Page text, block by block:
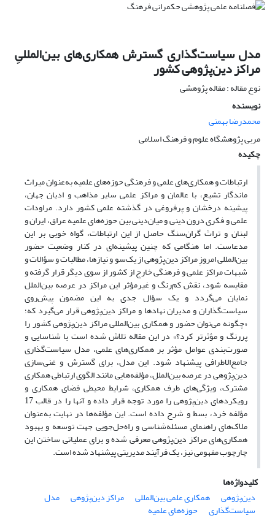
مدل سیاست‌گذاری گسترش همکاری‌های بین‌المللیِ
مراکز دین‌پژوهی کشور
نوع مقاله : مقاله پژوهشی
نویسنده
محمدرضا بهمنی
مربی پژوهشگاه علوم و فرهنگ اسلامی
چکیده
ارتباطات و همکاری‌های علمی و فرهنگی حوزه‌های علمیه به‌عنوان میراث
ماندگار تشیع، با عالمان و مراکز علمی سایر مذاهب و ادیان جهان،
پیشینه درخشان و پرفروغی در گذشته علمی کشور دارد. مراودات
علمی و فکری درون دینی و میان‌دینی بین حوزه‌های علمیه عراق، ایران و
لبنان و تراث گران‌سنگ حاصل از این ارتباطات، گواه خوبی بر این
مدعاست. اما هنگامی که چنین پیشینه‌ای در کنار وضعیت حضور
بین‌المللی امروزِ مراکز دین‌پژوهی از یک‌سو و نیازها، مطالبات و سؤالات و
شبهات مراکز علمی و فرهنگی خارج از کشور از سوی دیگر قرار گرفته و
مقایسه شود، نقش کم‌رنگ و غیرمؤثر این مراکز در عرصه بین‌الملل
نمایان می‌گردد و یک سؤال جدی به این مضمون پیش‌روی
سیاست‌گذاران و مدیران نهادها و مراکز دین‌پژوهی قرار می‌گیرد که؛
«چگونه می‌توان حضور و همکاری بین‌المللی مراکز دین‌پژوهی کشور را
پررنگ و مؤثرتر کرد؟» در این مقاله تلاش شده است با شناسایی و
صورت‌بندی عوامل مؤثر بر همکاری‌های علمی، مدل سیاست‌گذاری
جامع‌الاطرافی پیشنهاد شود. این مدل، برای گسترش و غنی‌سازی
دین‌پژوهی در عرصه بین‌الملل، مؤلفه‌هایی مانند الگوی ارتباطی همکاری
مشترک، ویژگی‌های طرف همکاری، شرایط محیطی فضای همکاری و
رویکردهای دین‌پژوهی را مورد توجه قرار داده و آنها را در قالب 17
مؤلفه خرد، بسط و شرح داده است. این مؤلفه‌ها در نهایت به‌عنوان
ملاک‌های راهنمای مسئله‌شناسی و راه‌حل‌جویی جهت توسعه و بهبود
همکاری‌های مراکز دین‌پژوهی معرفی شده و برای عملیاتی ساختن این
چارچوب مفهومی نیز، یک فرآیند مدیریتی پیشنهاد شده است.
کلیدواژه‌ها
دین‌پژوهی
همکاری علمی بین‌المللی مراکز دین‌پژوهی مدل
سیاست‌گذاری حوزه‌های علمیه